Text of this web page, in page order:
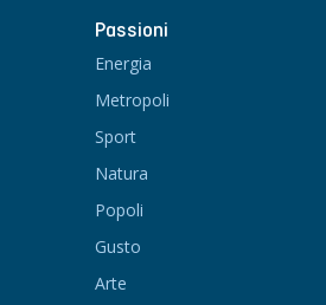
Passioni
Energia
Metropoli
Sport
Natura
Popoli
Gusto
Arte